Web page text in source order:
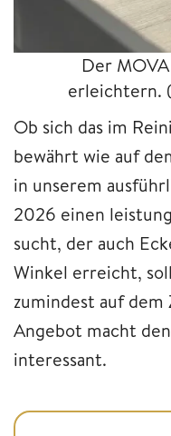
Der
erleichtern.
Ob sich das im
bewährt wie auf
in unserem
2026 einen
sucht, der auch
Winkel erreicht,
zumindest auf dem
Angebot macht
interessant.